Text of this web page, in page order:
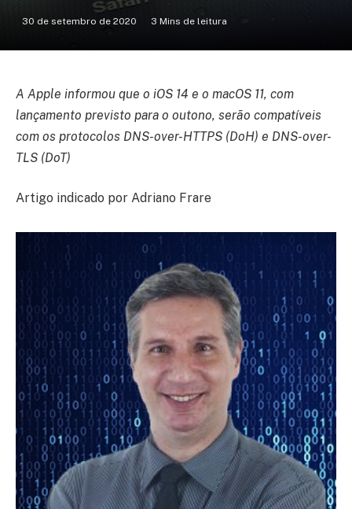
30 de setembro de 2020 3 Mins de leitura
A Apple informou que o iOS 14 e o macOS 11, com
lançamento previsto para o outono, serão compatíveis
com os protocolos DNS-over-HTTPS (DoH) e DNS-over-
TLS (DoT)
Artigo indicado por Adriano Frare